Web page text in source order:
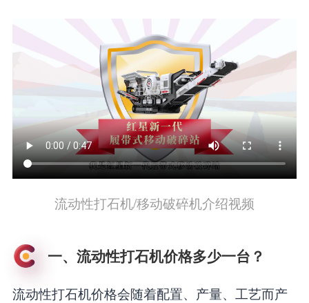
流动性打石机/移动破碎机介绍视频
一、流动性打石机价格多少一台？
流动性打石机价格会随着配置、产量、工艺而产